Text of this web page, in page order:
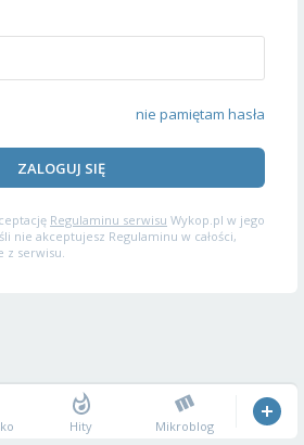
nie pamiętam hasła
ZALOGUJ SIĘ
Regulaminu serwisu Wykop.pl w jego
nie akceptujesz Regulaminu w całości,
z serwisu.
Hity Mikroblog